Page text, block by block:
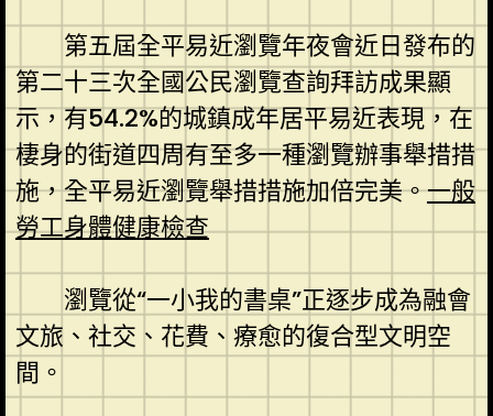
第五屆全平易近瀏覽年夜會近日發布的
第二十三次全國公民瀏覽查詢拜訪成果顯
示，有54.2%的城鎮成年居平易近表現，在
棲身的街道四周有至多一種瀏覽辦事舉措措
施，全平易近瀏覽舉措措施加倍完美。一般
勞工身體健康檢查
瀏覽從“一小我的書桌”正逐步成為融會
文旅、社交、花費、療愈的復合型文明空
間。